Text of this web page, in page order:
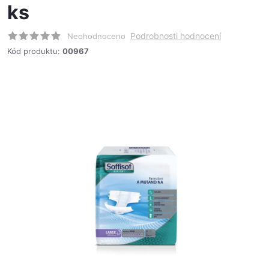
ks
Neohodnoceno Podrobnosti hodnocení
Kód produktu: 00967